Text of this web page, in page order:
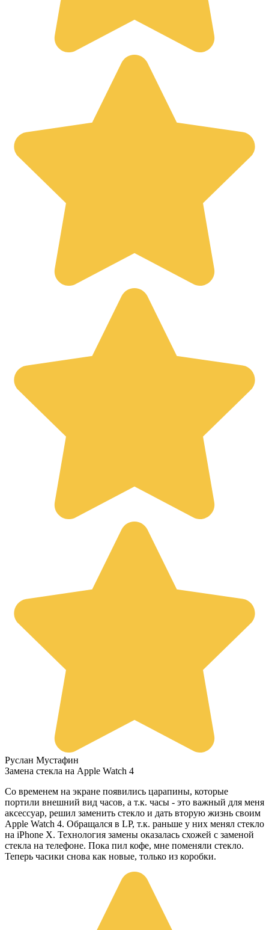
Руслан Мустафин
Замена стекла на Apple Watch 4
Со временем на экране появились царапины, которые
портили внешний вид часов, а т.к. часы - это важный для меня
аксессуар, решил заменить стекло и дать вторую жизнь своим
Apple Watch 4. Обращался в LP, т.к. раньше у них менял стекло
на iPhone X. Технология замены оказалась схожей с заменой
стекла на телефоне. Пока пил кофе, мне поменяли стекло.
Теперь часики снова как новые, только из коробки.